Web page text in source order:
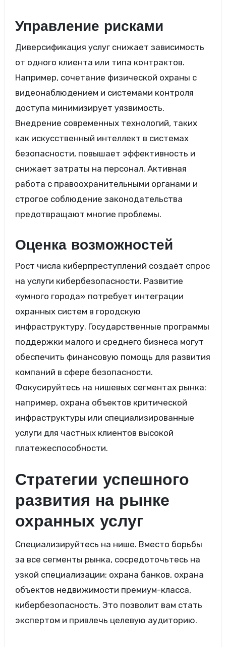
Управление рисками
Диверсификация услуг снижает зависимость
от одного клиента или типа контрактов.
Например, сочетание физической охраны с
видеонаблюдением и системами контроля
доступа минимизирует уязвимость.
Внедрение современных технологий, таких
как искусственный интеллект в системах
безопасности, повышает эффективность и
снижает затраты на персонал. Активная
работа с правоохранительными органами и
строгое соблюдение законодательства
предотвращают многие проблемы.
Оценка возможностей
Рост числа киберпреступлений создаёт спрос
на услуги кибербезопасности. Развитие
«умного города» потребует интеграции
охранных систем в городскую
инфраструктуру. Государственные программы
поддержки малого и среднего бизнеса могут
обеспечить финансовую помощь для развития
компаний в сфере безопасности.
Фокусируйтесь на нишевых сегментах рынка:
например, охрана объектов критической
инфраструктуры или специализированные
услуги для частных клиентов высокой
платежеспособности.
Стратегии успешного
развития на рынке
охранных услуг
Специализируйтесь на нише. Вместо борьбы
за все сегменты рынка, сосредоточьтесь на
узкой специализации: охрана банков, охрана
объектов недвижимости премиум-класса,
кибербезопасность. Это позволит вам стать
экспертом и привлечь целевую аудиторию.